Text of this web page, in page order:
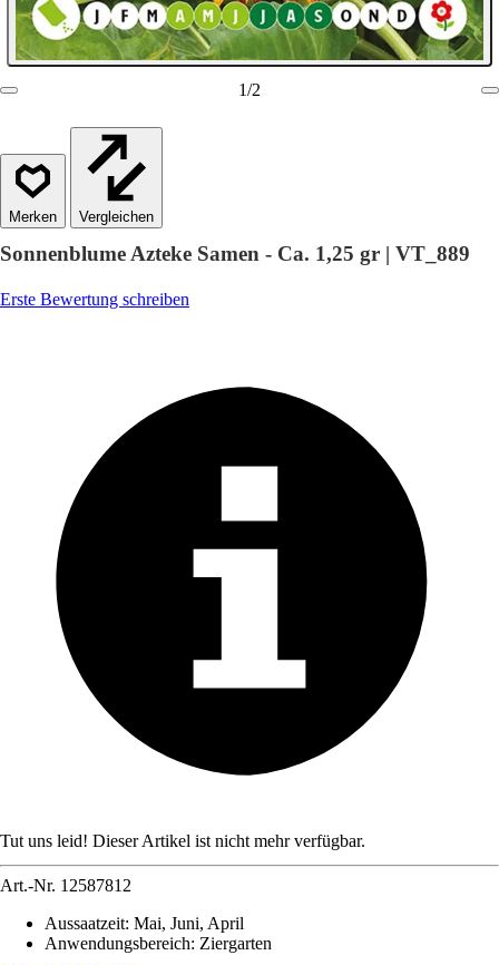
1/2
Vergleichen
Sonnenblume Azteke Samen - Ca. 1,25 gr | VT_889
Erste Bewertung schreiben
Tut uns leid! Dieser Artikel ist nicht mehr verfügbar.
Art.-Nr. 12587812
Aussaatzeit: Mai, Juni, April
Anwendungsbereich: Ziergarten